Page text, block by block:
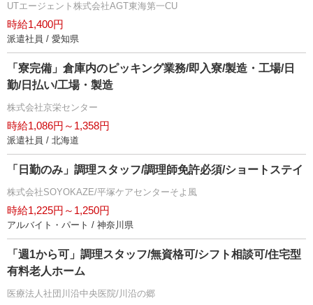
UTエージェント株式会社AGT東海第一CU
時給1,400円
派遣社員 / 愛知県
「寮完備」倉庫内のピッキング業務/即入寮/製造・工場/日
勤/日払い/工場・製造
株式会社京栄センター
時給1,086円～1,358円
派遣社員 / 北海道
「日勤のみ」調理スタッフ/調理師免許必須/ショートステイ
株式会社SOYOKAZE/平塚ケアセンターそよ風
時給1,225円～1,250円
アルバイト・パート / 神奈川県
「週1から可」調理スタッフ/無資格可/シフト相談可/住宅型
有料老人ホーム
医療法人社団川沿中央医院/川沿の郷